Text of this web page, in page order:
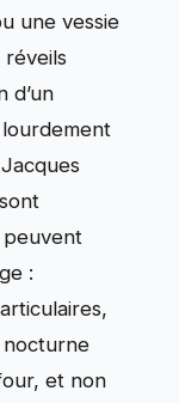
une vessie
réveils
d’un
peuvent
:
nocturne
et non